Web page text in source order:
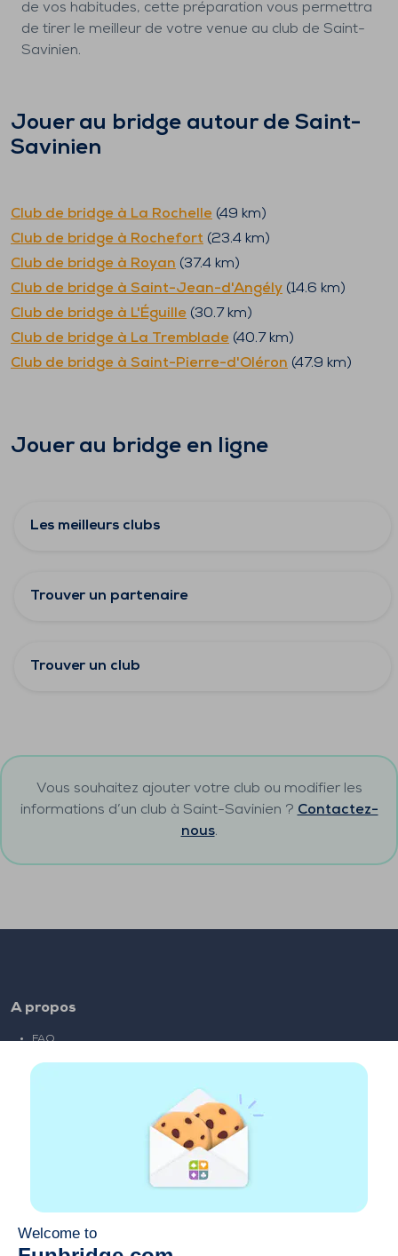
de vos habitudes, cette préparation vous permettra
de tirer le meilleur de votre venue au club de Saint-
Savinien.
Jouer au bridge autour de Saint-
Savinien
Club de bridge à La Rochelle (49 km)
Club de bridge à Rochefort (23.4 km)
Club de bridge à Royan (37.4 km)
Club de bridge à Saint-Jean-d'Angély (14.6 km)
Club de bridge à L'Éguille (30.7 km)
Club de bridge à La Tremblade (40.7 km)
Club de bridge à Saint-Pierre-d'Oléron (47.9 km)
Jouer au bridge en ligne
Les meilleurs clubs
Trouver un partenaire
Trouver un club
Vous souhaitez ajouter votre club ou modifier les
informations d’un club à Saint-Savinien ? Contactez-
nous.
A propos
FAQ
Liens partenaires